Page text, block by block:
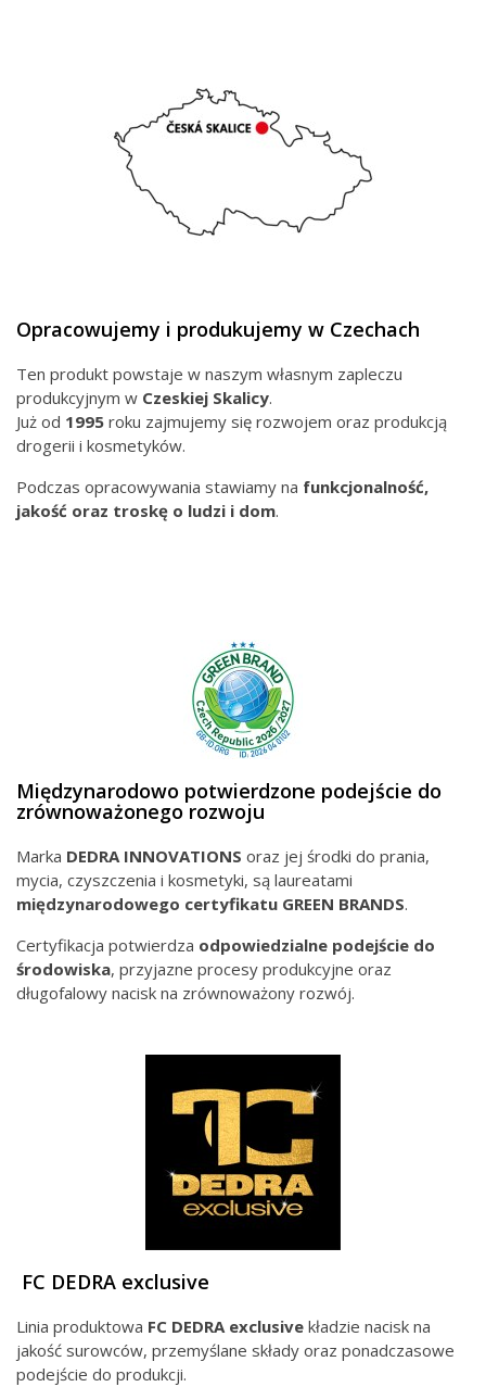
Opracowujemy i produkujemy w Czechach
Ten produkt powstaje w naszym własnym zapleczu
produkcyjnym w Czeskiej Skalicy.
Już od 1995 roku zajmujemy się rozwojem oraz produkcją
drogerii i kosmetyków.
Podczas opracowywania stawiamy na funkcjonalność,
jakość oraz troskę o ludzi i dom.
Międzynarodowo potwierdzone podejście do
zrównoważonego rozwoju
Marka DEDRA INNOVATIONS oraz jej środki do prania,
mycia, czyszczenia i kosmetyki, są laureatami
międzynarodowego certyfikatu GREEN BRANDS.
Certyfikacja potwierdza odpowiedzialne podejście do
środowiska, przyjazne procesy produkcyjne oraz
długofalowy nacisk na zrównoważony rozwój.
FC DEDRA exclusive
Linia produktowa FC DEDRA exclusive kładzie nacisk na
jakość surowców, przemyślane składy oraz ponadczasowe
podejście do produkcji.